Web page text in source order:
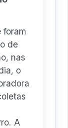
foram
de
nas
o
A